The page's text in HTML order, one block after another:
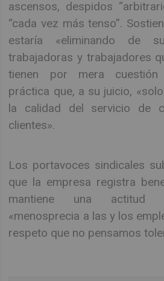
ascensos, despidos
“cada vez más tenso”.
estaría «eliminando de
trabajadoras y trabajadores
tienen por mera cuestión
práctica que, a su juicio,
la calidad del servicio de
clientes».
Los portavoces sindicales
que la empresa registra
mantiene una actitud
«menosprecia a las y los
respeto que no pensamos